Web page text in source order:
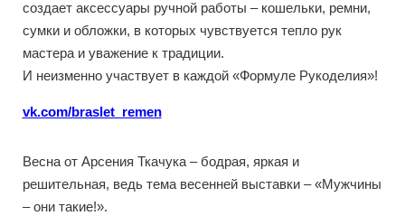
создает аксессуары ручной работы – кошельки, ремни,
сумки и обложки, в которых чувствуется тепло рук
мастера и уважение к традиции.
И неизменно участвует в каждой «Формуле Рукоделия»!
vk.com/braslet_remen
Весна от Арсения Ткачука – бодрая, яркая и
решительная, ведь тема весенней выставки – «Мужчины
– они такие!».